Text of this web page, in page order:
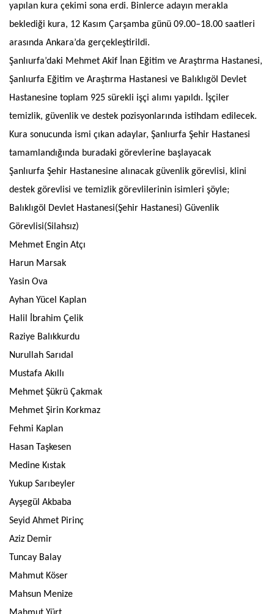
yapılan kura çekimi sona erdi. Binlerce adayın merakla
beklediği kura, 12 Kasım Çarşamba günü 09.00–18.00 saatleri
arasında Ankara’da gerçekleştirildi.
Şanlıurfa’daki Mehmet Akif İnan Eğitim ve Araştırma Hastanesi,
Şanlıurfa Eğitim ve Araştırma Hastanesi ve Balıklıgöl Devlet
Hastanesine toplam 925 sürekli işçi alımı yapıldı. İşçiler
temizlik, güvenlik ve destek pozisyonlarında istihdam edilecek.
Kura sonucunda ismi çıkan adaylar, Şanlıurfa Şehir Hastanesi
tamamlandığında buradaki görevlerine başlayacak
Şanlıurfa Şehir Hastanesine alınacak güvenlik görevlisi, klini
destek görevlisi ve temizlik görevlilerinin isimleri şöyle;
Balıklıgöl Devlet Hastanesi(Şehir Hastanesi) Güvenlik
Görevlisi(Silahsız)
Mehmet Engin Atçı
Harun Marsak
Yasin Ova
Ayhan Yücel Kaplan
Halil İbrahim Çelik
Raziye Balıkkurdu
Nurullah Sarıdal
Mustafa Akıllı
Mehmet Şükrü Çakmak
Mehmet Şirin Korkmaz
Fehmi Kaplan
Hasan Taşkesen
Medine Kıstak
Yukup Sarıbeyler
Ayşegül Akbaba
Seyid Ahmet Pirinç
Aziz Demir
Tuncay Balay
Mahmut Köser
Mahsun Menize